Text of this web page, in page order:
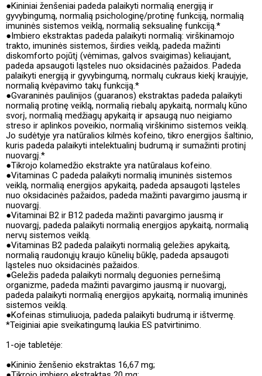
●Kininiai ženšeniai padeda palaikyti normalią energiją ir
gyvybingumą, normalią psichologinę/protinę funkciją, normalią
imuninės sistemos veiklą, normalią seksualinę funkciją.*
●Imbiero ekstraktas padeda palaikyti normalią: virškinamojo
trakto, imuninės sistemos, širdies veiklą, padeda mažinti
diskomforto pojūtį (vėmimas, galvos svaigimas) keliaujant,
padeda apsaugoti ląsteles nuo oksidacinės pažaidos. Padeda
palaikyti energiją ir gyvybingumą, normalų cukraus kiekį kraujyje,
normalią kvėpavimo takų funkciją.*
●Gvaraninės paulinijos (guaranos) ekstraktas padeda palaikyti
normalią protinę veiklą, normalią riebalų apykaitą, normalų kūno
svorį, normalią medžiagų apykaitą ir apsaugą nuo neigiamo
streso ir aplinkos poveikio, normalią virškinimo sistemos veiklą.
Jo sudėtyje yra natūralios kilmės kofeino, tikro energijos šaltinio,
kuris padeda palaikyti intelektualinį budrumą ir sumažinti protinį
nuovargį.*
●Tikrojo kolamedžio ekstrakte yra natūralaus kofeino.
●Vitaminas C padeda palaikyti normalią imuninės sistemos
veiklą, normalią energijos apykaitą, padeda apsaugoti ląsteles
nuo oksidacinės pažaidos, padeda mažinti pavargimo jausmą ir
nuovargį.
●Vitaminai B2 ir B12 padeda mažinti pavargimo jausmą ir
nuovargį, padeda palaikyti normalią energijos apykaitą, normalią
nervų sistemos veiklą.
●Vitaminas B2 padeda palaikyti normalią geležies apykaitą,
normalią raudonųjų kraujo kūnelių būklę, padeda apsaugoti
ląsteles nuo oksidacinės pažaidos.
●Geležis padeda palaikyti normalų deguonies pernešimą
organizme, padeda mažinti pavargimo jausmą ir nuovargį,
padeda palaikyti normalią energijos apykaitą, normalią imuninės
sistemos veiklą.
●Kofeinas stimuliuoja, padeda palaikyti budrumą ir ištvermę.
*Teiginiai apie sveikatingumą laukia ES patvirtinimo.
1-oje tabletėje:
●Kininio ženšenio ekstraktas 16,67 mg;